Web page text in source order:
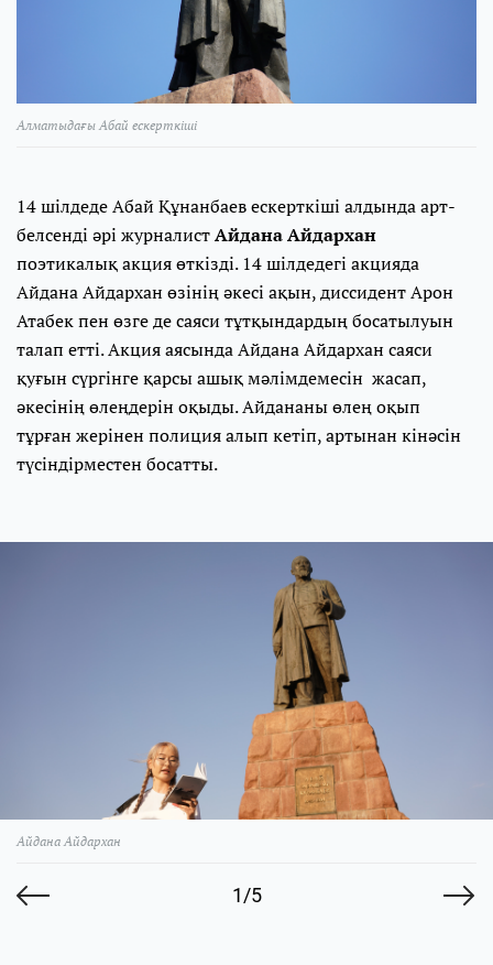
Алматыдағы Абай ескерткіші
14 шілдеде Абай Құнанбаев ескерткіші алдында арт-
белсенді әрі журналистАйдана Айдархан
поэтикалық акция өткізді. 14 шілдедегі акцияда
Айдана Айдархан өзінің әкесі ақын, диссидент Арон
Атабек пен өзге де саяси тұтқындардың босатылуын
талап етті. Акция аясында Айдана Айдархан саяси
қуғын сүргінге қарсы ашық мәлімдемесін жасап,
әкесінің өлеңдерін оқыды. Айдананы өлең оқып
тұрған жерінен полиция алып кетіп, артынан кінәсін
түсіндірместен босатты.
1/5
Айдана Айдархан